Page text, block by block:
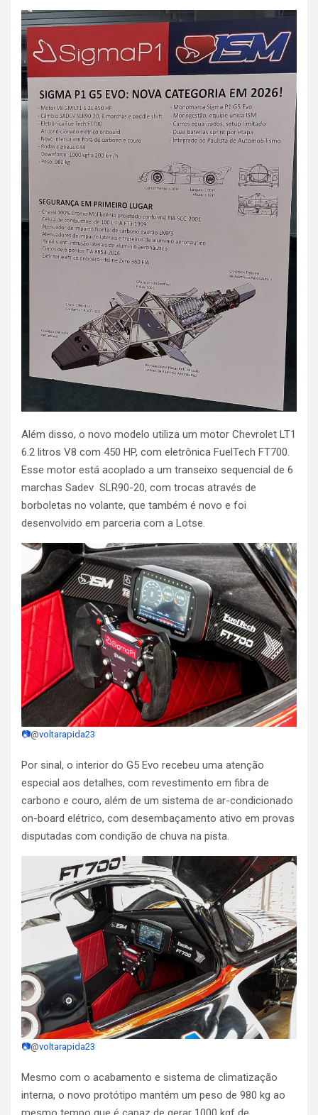
Além disso, o novo modelo utiliza um motor Chevrolet LT1
6.2 litros V8 com 450 HP, com eletrônica FuelTech FT700.
Esse motor está acoplado a um transeixo sequencial de 6
marchas Sadev SLR90-20, com trocas através de
borboletas no volante, que também é novo e foi
desenvolvido em parceria com a Lotse.
📷@voltarapida23
Por sinal, o interior do G5 Evo recebeu uma atenção
especial aos detalhes, com revestimento em fibra de
carbono e couro, além de um sistema de ar-condicionado
on-board elétrico, com desembaçamento ativo em provas
disputadas com condição de chuva na pista.
📷@voltarapida23
Mesmo com o acabamento e sistema de climatização
interna, o novo protótipo mantém um peso de 980 kg ao